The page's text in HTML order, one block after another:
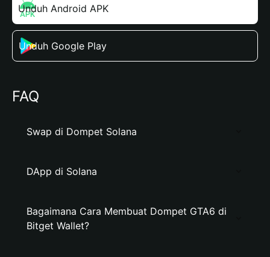
Unduh Android APK
Unduh Google Play
FAQ
Swap di Dompet Solana
DApp di Solana
Bagaimana Cara Membuat Dompet GTA6 di
Bitget Wallet?